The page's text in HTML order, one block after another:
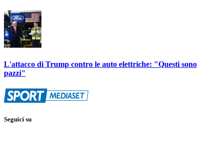
L'attacco di Trump contro le auto elettriche: "Questi sono
pazzi"
Seguici su